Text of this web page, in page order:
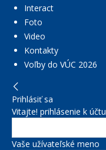
Interact
Foto
Video
Kontakty
Voľby do VÚC 2026
Prihlásiť sa
Vitajte! prihlásenie k účtu
Vaše užívateľské meno